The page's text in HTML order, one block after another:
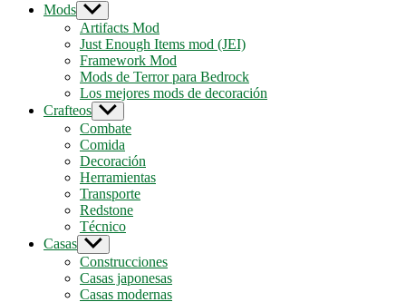
Mods Show
sub
menu
Artifacts Mod
Just Enough Items mod (JEI)
Framework Mod
Mods de Terror para Bedrock
Los mejores mods de decoración
Crafteos Show
sub
menu
Combate
Comida
Decoración
Herramientas
Transporte
Redstone
Técnico
Casas Show
sub
menu
Construcciones
Casas japonesas
Casas modernas